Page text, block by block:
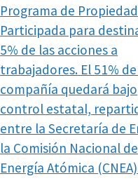
Programa de Propiedad
Participada para
5% de las acciones a
trabajadores. El 51%
compañía quedará bajo
control estatal,
entre la Secretaría de
la Comisión Nacional de
Energía Atómica